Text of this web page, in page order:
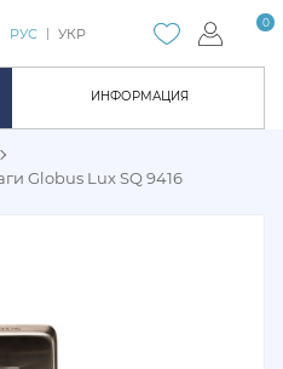
ИНФОРМАЦИЯ
0
РУС УКР
Globus Lux SQ 9416